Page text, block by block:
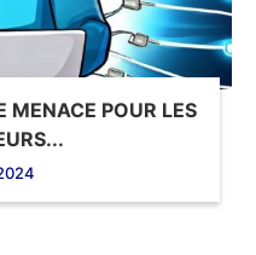
MENACE POUR LES